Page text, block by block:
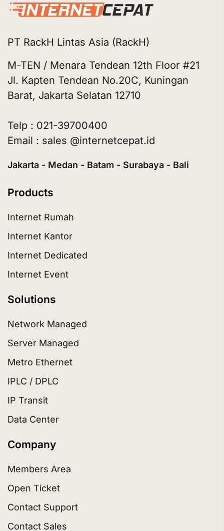
PT RackH Lintas Asia (RackH)
M-TEN / Menara Tendean 12th Floor #21
Jl. Kapten Tendean No.20C, Kuningan
Barat, Jakarta Selatan 12710
Telp : 021-39700400
Email : sales @internetcepat.id
Jakarta - Medan - Batam - Surabaya - Bali
Products
Internet Rumah
Internet Kantor
Internet Dedicated
Internet Event
Solutions
Network Managed
Server Managed
Metro Ethernet
IPLC / DPLC
IP Transit
Data Center
Company
Members Area
Open Ticket
Contact Support
Contact Sales